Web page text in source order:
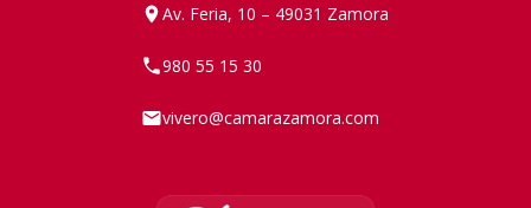
Av. Feria, 10 – 49031 Zamora
980 55 15 30
vivero@camarazamora.com